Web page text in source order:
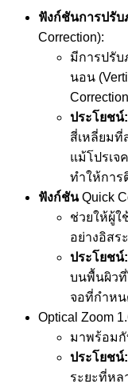
ฟังก์ชันการปรับ
Correction):
มีการปรับ
นอน
ประโยชน์:
สี่เหลี่ยมที่
แม้โปรเจ
ทำให้การ
ฟังก์ชันQuick
ช่วยให้ผู้
อย่างอิสระ
ประโยชน์:
บนพื้นผิวที่
จอที่กำหน
Optical Zoom
มาพร้อมกั
ประโยชน์:
ระยะที่หล